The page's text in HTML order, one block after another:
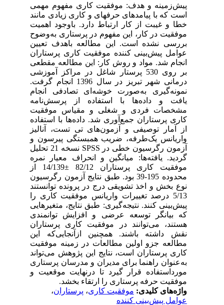
پیش‌زمینه و هدف: موفقیت کاری مفهوم مهمی
است که با پیامدهای حرفه­ای و کاری زیادی مانند
خطا و غیبت از کار ارتباط دارد. باوجود اهمیت
موفقیت در کار، این مفهوم در پرستاری به‌وضوح
بررسی نشده است. این مطالعه باهدف تعیین
عوامل پیش‌بینی کننده موفقیت کاری پرستاران
انجام شد. مواد و روش کار: این مطالعه مقطعی
بر روی 530 پرستار شاغل در مراکز آموزشی
درمانی شهر تبریز در سال 1396 انجام گرفت.
نمونه‌گیری به‌صورت خوشه‌ای تصادفی انجام
یافت و داده‌ها با استفاده از پرسش‌نامه
مشخصات فردی و شغلی و مقیاس موفقیت
کاری پرستاران جمع‌آوری شد. داده‌ها با استفاده
از آمار توصیفی و آزمون‌های تی‌ تست، آنالیز
واریانس یک‌طرفه، ضریب همبستگی پیرسون و
آزمون رگرسیون خطی در SPSS نسخه 21 تحلیل
گردید. یافته‌ها: میانگین و انحراف معیار نمره
موفقیت کاری پرستاران 82/12 ±14/139 از
محدوده 195-39 بود. طبق نتایج آزمون رگرسیون
نوع بخش و اخذ تشویقی درج در پرونده توانستند
5/13 درصد تغییرات واریانس موفقیت کاری را
پیش‌بینی کنند. نتیجه‌گیری: طبق نتایج، متغیرهایی
که بیانگر توسعه عرضی و افزایش توانمندی
هستند، می‌توانند در موفقیت کاری پرستاران
نقش داشته باشند. همچنین ازآنجایی‌که این
مطالعه جزو اولین مطالعات در زمینه موفقیت
کاری پرستاران است، نتایج این پژوهش می‌تواند
به‌عنوان راهنما برای مدیران و مدرسان پرستاری
مورداستفاده قرار گیرد تا درنهایت موقعیت و
موفقیت حرفه پرستاری را ارتقاء بخشد.
واژه‌های کلیدی:موفقیت کاری،پرستاران ،
عوامل پیش‌بینی کننده